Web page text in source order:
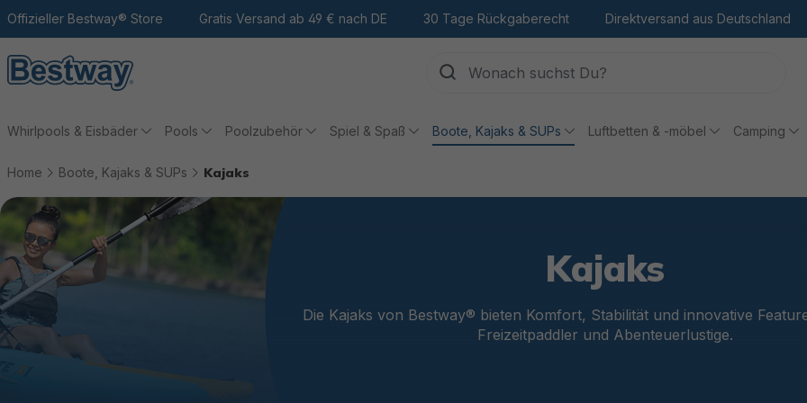
Hauptinhalt
Zur Suche
Zur Hauptnavigation
Offizieller Bestway® Store Gratis Versand ab 49 € nach DE 30 Tage Rückgaberecht Direktversand aus Deutschland
Whirlpools & Eisbäder Pools Poolzubehör Spiel & Spaß Boote, Kajaks & SUPs Luftbetten & -möbel Camping
Home Boote, Kajaks & SUPs Kajaks
Kajaks
Die Kajaks von Bestway® bieten Komfort, Stabilität und innovative
Freizeitpaddler und Abenteuerlustige.